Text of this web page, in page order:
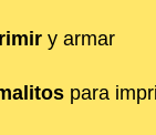
y armar
para